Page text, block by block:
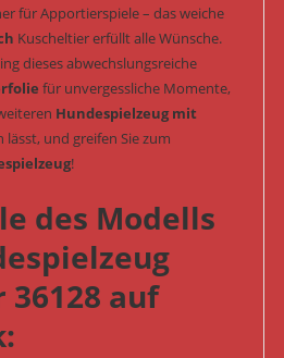
für Apportierspiele – das weiche
Kuscheltier erfüllt alle Wünsche.
dieses abwechslungsreiche
für unvergessliche Momente,
Hundespielzeug mit
und greifen Sie zum
!
des Modells
auf